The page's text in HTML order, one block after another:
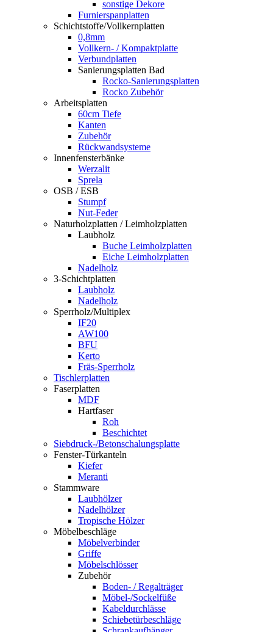
sonstige Dekore
Furnierspanplatten
Schichtstoffe/Vollkernplatten
0,8mm
Vollkern- / Kompaktplatte
Verbundplatten
Sanierungsplatten Bad
Rocko-Sanierungsplatten
Rocko Zubehör
Arbeitsplatten
60cm Tiefe
Kanten
Zubehör
Rückwandsysteme
Innenfensterbänke
Werzalit
Sprela
OSB / ESB
Stumpf
Nut-Feder
Naturholzplatten / Leimholzplatten
Laubholz
Buche Leimholzplatten
Eiche Leimholzplatten
Nadelholz
3-Schichtplatten
Laubholz
Nadelholz
Sperrholz/Multiplex
IF20
AW100
BFU
Kerto
Fräs-Sperrholz
Tischlerplatten
Faserplatten
MDF
Hartfaser
Roh
Beschichtet
Siebdruck-/Betonschalungsplatte
Fenster-Türkanteln
Kiefer
Meranti
Stammware
Laubhölzer
Nadelhölzer
Tropische Hölzer
Möbelbeschläge
Möbelverbinder
Griffe
Möbelschlösser
Zubehör
Boden- / Regalträger
Möbel-/Sockelfüße
Kabeldurchlässe
Schiebetürbeschläge